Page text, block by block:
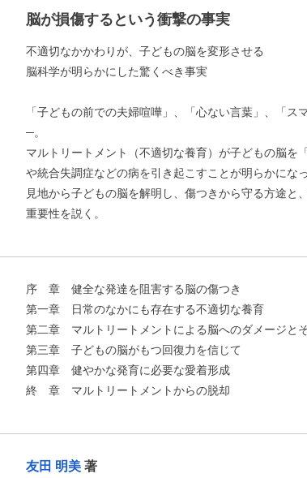
脳が損傷するという衝撃の事実
不適切なかかわりが、子どもの脳を変形させる
脳科学が明らかにした驚くべき事実
「子どもの前での夫婦喧嘩」、「心ない言葉」、「
─。
マルトリートメント（不適切な養育）が子どもの脳を
や統合失調症などの病を引き起こすことが明らかにな
見地から子どもの脳を解明し、傷つきから守る方途
重要性を説く。
序 章 健全な発達を阻害する脳の傷つき
第一章 日常のなかにも存在する不適切な養育
第二章 マルトリートメントによる脳へのダメージと
第三章 子どもの脳がもつ回復力を信じて
第四章 健やかな発育に必要な愛着形成
終 章 マルトリートメントからの脱却
友田 明美著